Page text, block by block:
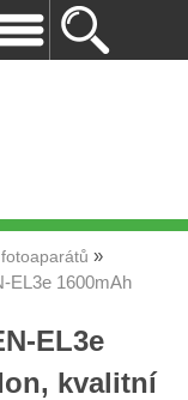
EL3e 1600mAh
EL3e
kvalitní